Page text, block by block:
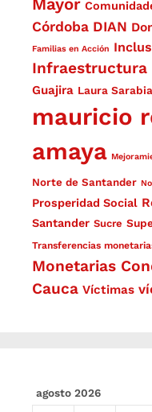
Córdoba DIAN
Familias en Acción
Infraestructura
Guajira Laura Sarabia
mauricio
amaya
Norte de Santander
Prosperidad Social
Santander Sucre
Transferencias
Monetarias
Cauca Víctimas
agosto 2026